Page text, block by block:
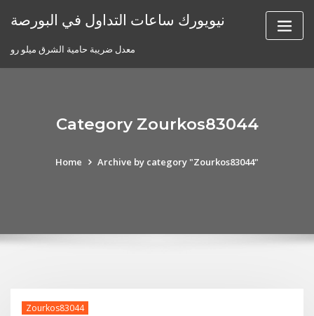
نيويورك ساعات التداول في البورصة
معدل ضريبة حامية الشرق ميلو رو
Category Zourkos83044
Home Archive by category "Zourkos83044"
Zourkos83044